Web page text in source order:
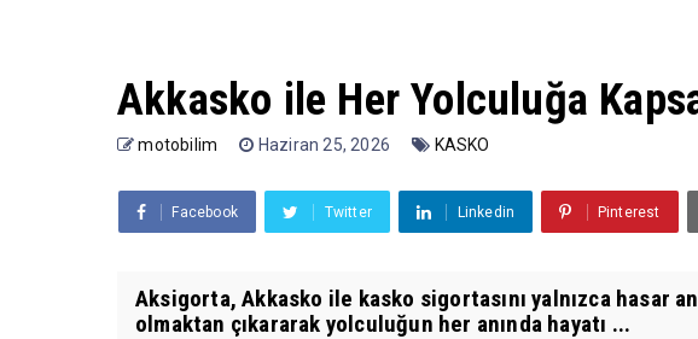
Akkasko ile Her Yolculuğa
motobilim Haziran 25, 2026 KASKO
Facebook Twitter Linkedin Pinterest
Aksigorta, Akkasko ile kasko sigortasını yalnızca hasar
olmaktan çıkararak yolculuğun her anında hayatı ...